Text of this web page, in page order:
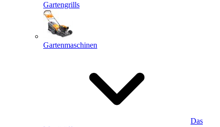
Gartengrills
Gartenmaschinen
Das